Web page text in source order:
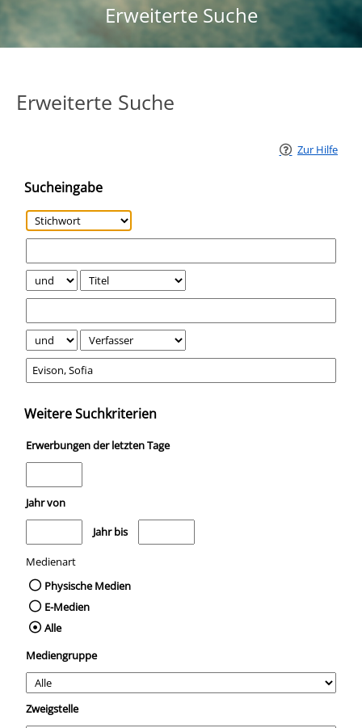
Erweiterte Suche
Erweiterte Suche
Zur Hilfe
Sucheingabe
Weitere Suchkriterien
Erwerbungen der letzten Tage
Jahr von
Medien anzeigen, die nach dem Jahr veröffentlicht wurden
Jahr bis
Medienart
Physische Medien
E-Medien
Alle
Mediengruppe
Zweigstelle